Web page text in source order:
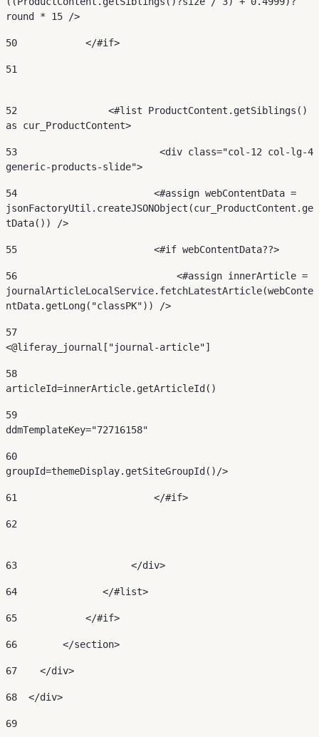
round * 15 />
50
            </#if>
51
52
                <#list ProductContent.getSiblings()
as cur_ProductContent>
53
                         <div class="col-12 col-lg-4
generic-products-slide">
54
                        <#assign webContentData =
jsonFactoryUtil.createJSONObject(cur_ProductContent.ge
tData()) />
55
                        <#if webContentData??>
56
                            <#assign innerArticle =
journalArticleLocalService.fetchLatestArticle(webConte
ntData.getLong("classPK")) />
57
<@liferay_journal["journal-article"]
58
articleId=innerArticle.getArticleId()
59
ddmTemplateKey="72716158"
60
groupId=themeDisplay.getSiteGroupId()/>
61
                        </#if>
62
63
                    </div>
64
               </#list>
65
            </#if>
66
        </section>
67
    </div>
68
  </div>
69